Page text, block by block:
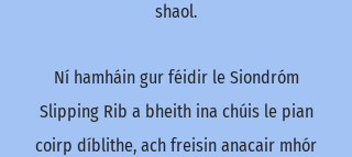
shaol.
Ní hamháin gur féidir le Siondróm
Slipping Rib a bheith ina chúis le pian
coirp díblithe, ach freisin anacair mhór